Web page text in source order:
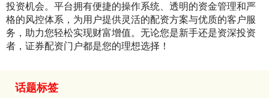
投资机会。平台拥有便捷的操作系统、透明的资金管理和严
格的风控体系，为用户提供灵活的配资方案与优质的客户服
务，助力您轻松实现财富增值。无论您是新手还是资深投资
者，证券配资门户都是您的理想选择！
话题标签